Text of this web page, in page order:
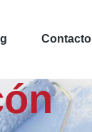
Contacto